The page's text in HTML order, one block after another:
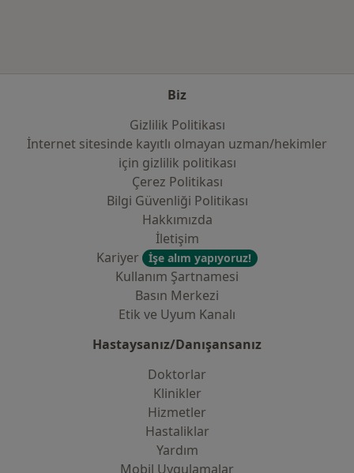
Biz
Gizlilik Politikası
İnternet sitesinde kayıtlı olmayan uzman/hekimler
i̇çin gizlilik politikası
Çerez Politikası
Bilgi Güvenliği Politikası
Hakkımızda
İletişim
Kariyer
İşe alım yapıyoruz!
Kullanım Şartnamesi
Basın Merkezi
Etik ve Uyum Kanalı
Hastaysanız/Danışansanız
Doktorlar
Klinikler
Hizmetler
Hastaliklar
Yardım
Mobil Uygulamalar